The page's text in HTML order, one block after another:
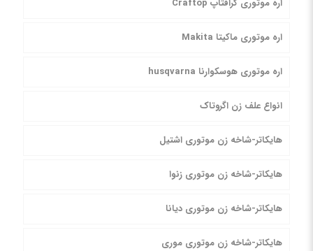
اره موتوری کرافتاپ Craftop
اره موتوری ماکیتا Makita
اره موتوری هوسکوارنا husqvarna
انواع علف زن اگروتاک
هایکاتر-شاخه زن موتوری اشتیل
هایکاتر-شاخه زن موتوری زنوا
هایکاتر-شاخه زن موتوری دیانا
هایکاتر-شاخه زن موتوری موری